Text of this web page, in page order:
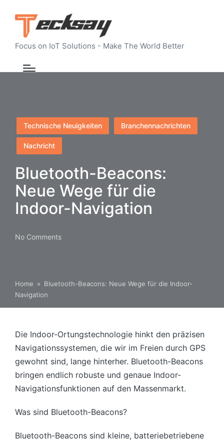
Focus on IoT Solutions - Make The World Better
Posted
in
Technische Neuigkeiten Branchennachrichten
Nachricht
Bluetooth-Beacons:
Neue Wege für die
Indoor-Navigation
No Comments
Home » Bluetooth-Beacons: Neue Wege für die Indoor-
Navigation
Die Indoor-Ortungstechnologie hinkt den präzisen
Navigationssystemen, die wir im Freien durch GPS
gewohnt sind, lange hinterher. Bluetooth-Beacons
bringen endlich robuste und genaue Indoor-
Navigationsfunktionen auf den Massenmarkt.
Was sind Bluetooth-Beacons?
Bluetooth-Beacons sind kleine, batteriebetriebene